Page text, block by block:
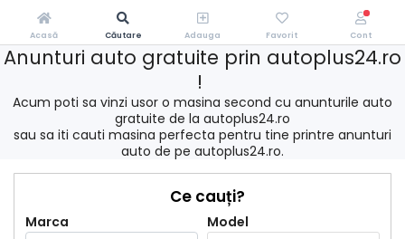
Anunturi auto gratuite prin autoplus24.ro
!
Acum poti sa vinzi usor o masina second cu anunturile auto
gratuite de la autoplus24.ro
sau sa iti cauti masina perfecta pentru tine printre anunturi
auto de pe autoplus24.ro.
Ce cauți?
Marca Model
Acasă Căutare Adauga Favorit Cont